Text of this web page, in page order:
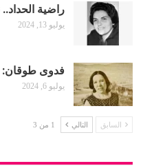
راضية
يوليو 13, 2024
فدوى طوقان:
يوليو 6, 2024
السابق التالي 1 من 3